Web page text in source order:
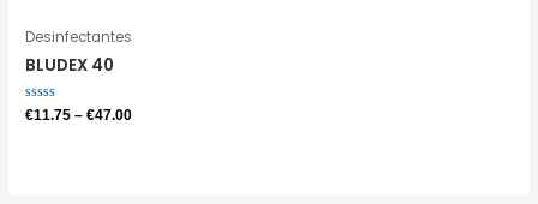
Desinfectantes
BLUDEX 40
Avaliação
€11.75 –€47.00